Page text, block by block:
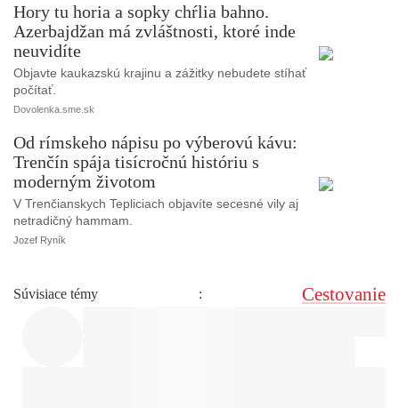
Hory tu horia a sopky chŕlia bahno.
Azerbajdžan má zvláštnosti, ktoré inde
neuvidíte
Objavte kaukazskú krajinu a zážitky nebudete stíhať
počítať.
Dovolenka.sme.sk
Od rímskeho nápisu po výberovú kávu:
Trenčín spája tisícročnú históriu s
moderným životom
V Trenčianskych Tepliciach objavíte secesné vily aj
netradičný hammam.
Jozef Ryník
Súvisiace témy : Cestovanie